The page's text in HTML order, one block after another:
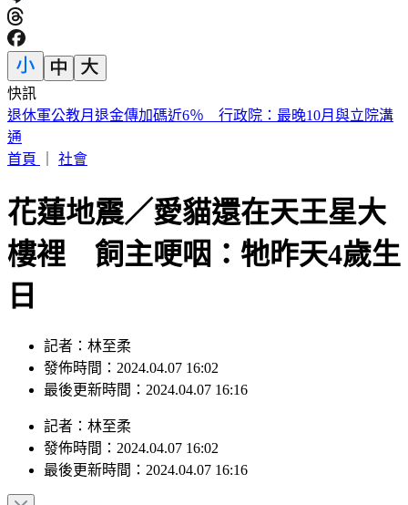
快訊
《紐時》曝台人赴陸「個資、足跡」全監控 陸委會：符合事
實
首頁
社會
花蓮地震／愛貓還在天王星大
樓裡 飼主哽咽：牠昨天4歲生
日
記者：林至柔
發佈時間：2024.04.07 16:02
最後更新時間：2024.04.07 16:16
記者 ： 林至柔
發佈時間： 2024.04.07 16:02
最後更新時間： 2024.04.07 16:16